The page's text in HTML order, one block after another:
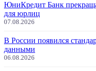
ЮниКредит Банк
для юрлиц
07.08.2026
В России появился
данными
06.08.2026